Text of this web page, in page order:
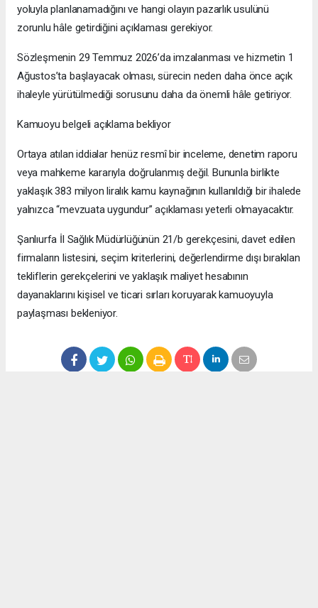
yoluyla planlanamadığını ve hangi olayın pazarlık usulünü
zorunlu hâle getirdiğini açıklaması gerekiyor.
Sözleşmenin 29 Temmuz 2026’da imzalanması ve hizmetin 1
Ağustos’ta başlayacak olması, sürecin neden daha önce açık
ihaleyle yürütülmediği sorusunu daha da önemli hâle getiriyor.
Kamuoyu belgeli açıklama bekliyor
Ortaya atılan iddialar henüz resmî bir inceleme, denetim raporu
veya mahkeme kararıyla doğrulanmış değil. Bununla birlikte
yaklaşık 383 milyon liralık kamu kaynağının kullanıldığı bir ihalede
yalnızca “mevzuata uygundur” açıklaması yeterli olmayacaktır.
Şanlıurfa İl Sağlık Müdürlüğünün 21/b gerekçesini, davet edilen
firmaların listesini, seçim kriterlerini, değerlendirme dışı bırakılan
tekliflerin gerekçelerini ve yaklaşık maliyet hesabının
dayanaklarını kişisel ve ticari sırları koruyarak kamuoyuyla
paylaşması bekleniyor.